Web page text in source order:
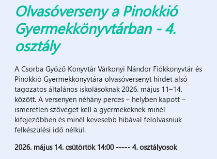
Olvasóverseny a Pinokkió
Gyermekkönyvtárban - 4.
osztály
A Csorba Győző Könyvtár Várkonyi Nándor Fiókkönyvtár és
Pinokkió Gyermekkönyvtára olvasóversenyt hirdet alsó
tagozatos általános iskolásoknak 2026. május 11–14.
között. A versenyen néhány perces – helyben kapott –
ismeretlen szöveget kell a gyermekeknek minél
kifejezőbben és minél kevesebb hibával felolvasniuk
felkészülési idő nélkül.
2026. május 14. csütörtök 14:00 ----- 4. osztályosok